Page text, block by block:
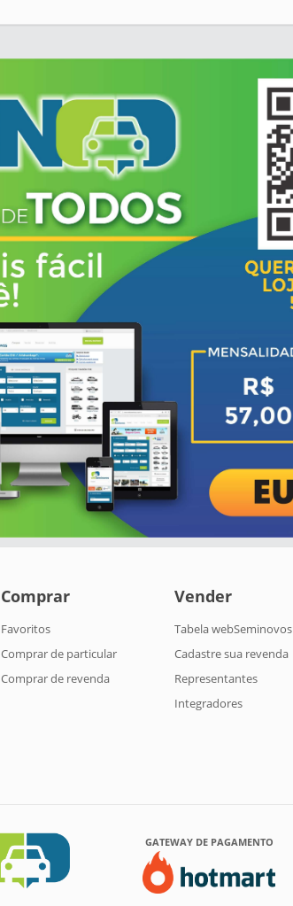
Comprar
Favoritos
Comprar de particular
Comprar de revenda
Vender
Tabela webSeminovos
Cadastre sua revenda
Representantes
Integradores
GATEWAY DE PAGAMENTO